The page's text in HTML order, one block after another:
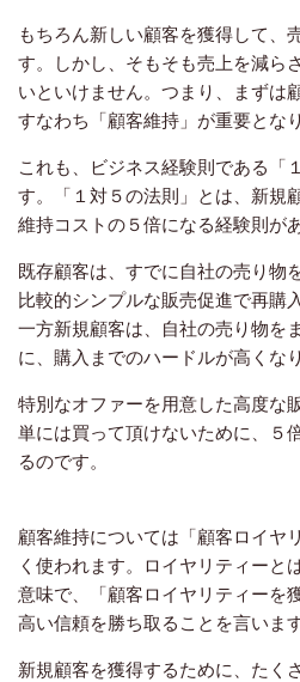
もちろん新しい顧客を獲得して、
す。しかし、そもそも売上を減ら
いといけません。つまり、まずは
すなわち「顧客維持」が重要とな
これも、ビジネス経験則である「
す。「１対５の法則」とは、新規
維持コストの５倍になる経験則が
既存顧客は、すでに自社の売り物
比較的シンプルな販売促進で再購
一方新規顧客は、自社の売り物を
に、購入までのハードルが高くな
特別なオファーを用意した高度な
単には買って頂けないために、５
るのです。
顧客維持については「顧客ロイヤ
く使われます。ロイヤリティーと
意味で、「顧客ロイヤリティーを
高い信頼を勝ち取ることを言います
新規顧客を獲得するために、たく